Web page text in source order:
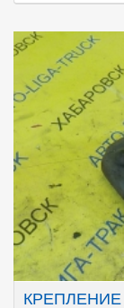
КРЕПЛЕНИЕ